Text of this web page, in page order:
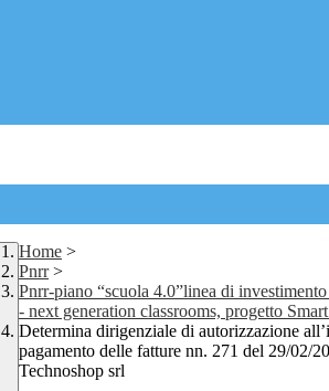
Home >
Pnrr >
Pnrr-piano “scuola 4.0”linea di
- next generation classrooms, progetto
Determina dirigenziale di autorizzazione
pagamento delle fatture nn. 271 del 29/02/
Technoshop srl